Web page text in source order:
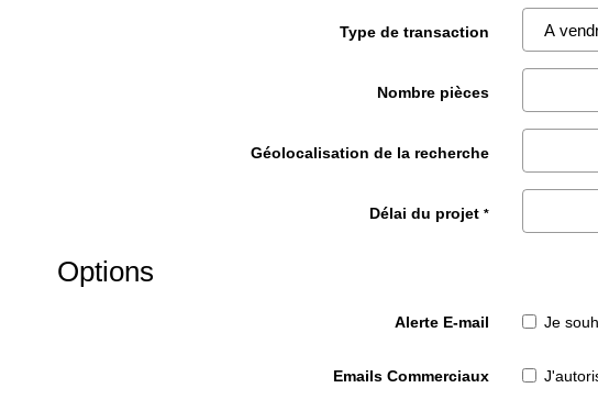
Type de transaction
Nombre pièces
Géolocalisation de la recherche
Délai du projet*
Options
Alerte E-mail Je
Emails Commerciaux